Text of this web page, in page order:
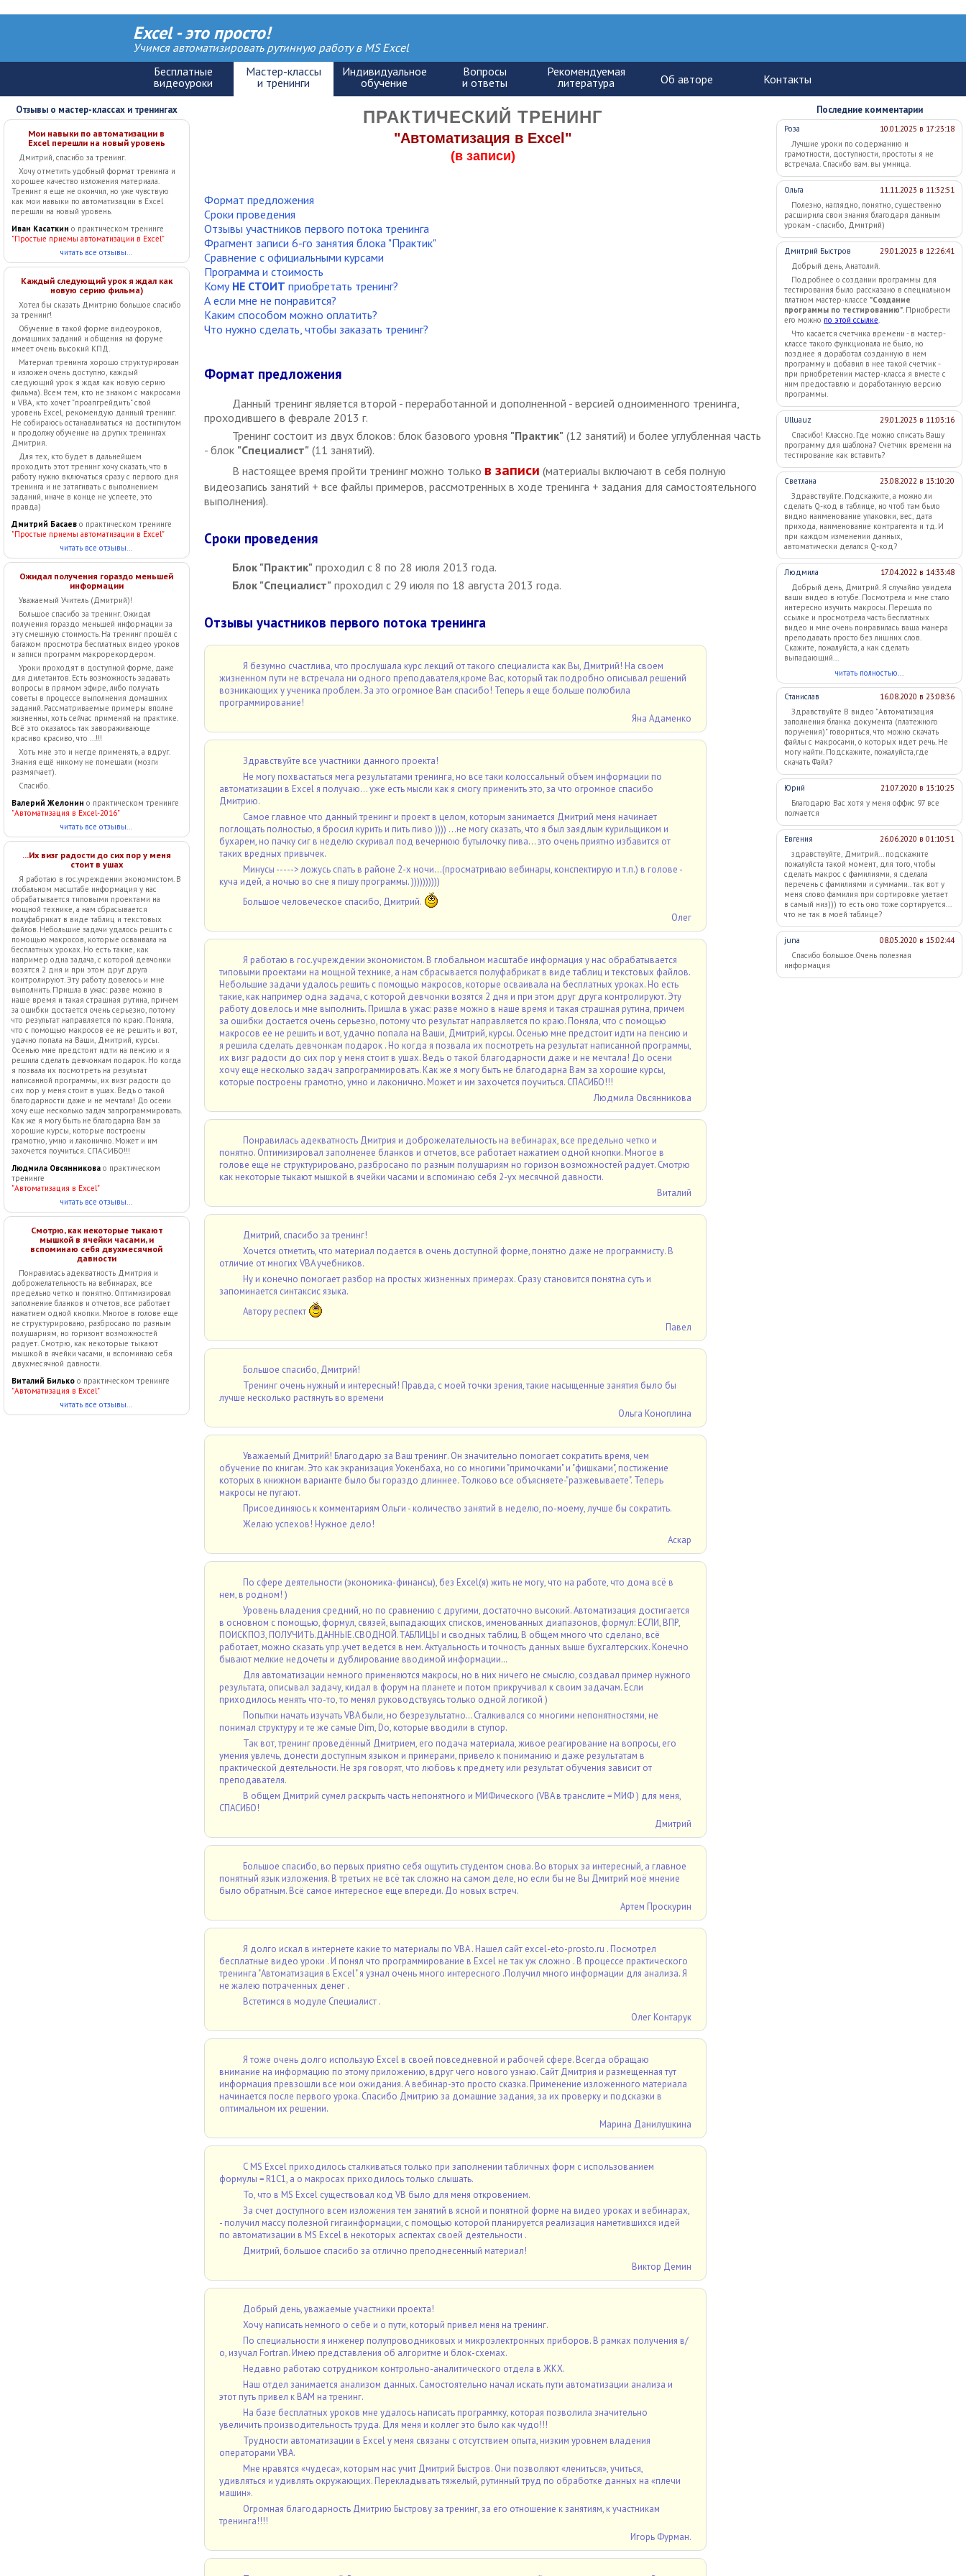
Excel - это просто!
Учимся автоматизировать рутинную работу в MS Excel
Отзывы о мастер-классах и тренингах
Мои навыки по автоматизации в
Excel перешли на новый уровень
Дмитрий, спасибо за тренинг.
Хочу отметить удобный формат тренинга и
хорошее качество изложения материала.
Тренинг я еще не окончил, но уже чувствую
как мои навыки по автоматизации в Excel
перешли на новый уровень.
Иван Касаткин о практическом тренинге
"Простые приемы автоматизации в Excel"
читать все отзывы...
Каждый следующий урок я ждал как
новую серию фильма)
Хотел бы сказать Дмитрию большое спасибо
за тренинг!
Обучение в такой форме видеоуроков,
домашних заданий и общения на форуме
имеет очень высокий КПД.
Материал тренинга хорошо структурирован
и изложен очень доступно, каждый
следующий урок я ждал как новую серию
фильма). Всем тем, кто не знаком с макросами
и VBA, кто хочет "проапгрейдить" свой
уровень Excel, рекомендую данный тренинг.
Не собираюсь останавливаться на достигнутом
и продолжу обучение на других тренингах
Дмитрия.
Для тех, кто будет в дальнейшем
проходить этот тренинг хочу сказать, что в
работу нужно включаться сразу с первого дня
тренинга и не затягивать с выполнением
заданий, иначе в конце не успеете, это
правда)
Дмитрий Басаев о практическом тренинге
"Простые приемы автоматизации в Excel"
читать все отзывы...
Ожидал получения гораздо меньшей
информации
Уважаемый Учитель (Дмитрий)!
Большое спасибо за тренинг. Ожидал
получения гораздо меньшей информации за
эту смешную стоимость. На тренинг прошёл с
багажом просмотра бесплатных видео уроков
и записи программ макрорекордером.
Уроки проходят в доступной форме, даже
для дилетантов. Есть возможность задавать
вопросы в прямом эфире, либо получать
советы в процессе выполнения домашних
заданий. Рассматриваемые примеры вполне
жизненны, хоть сейчас применяй на практике.
Всё это оказалось так завораживающе
красиво красиво, что ...!!!
Хоть мне это и негде применять, а вдруг.
Знания ещё никому не помешали (мозги
размягчает).
Спасибо.
Валерий Желонин о практическом тренинге
"Автоматизация в Excel-2016"
читать все отзывы...
...Их визг радости до сих пор у меня
стоит в ушах
Я работаю в гос.учреждении экономистом. В
глобальном масштабе информация у нас
обрабатывается типовыми проектами на
мощной технике, а нам сбрасывается
полуфабрикат в виде таблиц и текстовых
файлов. Небольшие задачи удалось решить с
помощью макросов, которые осваивала на
бесплатных уроках. Но есть такие, как
например одна задача, с которой девчонки
возятся 2 дня и при этом друг друга
контролируют. Эту работу довелось и мне
выполнить. Пришла в ужас: разве можно в
наше время и такая страшная рутина, причем
за ошибки достается очень серьезно, потому
что результат направляется по краю. Поняла,
что с помощью макросов ее не решить и вот,
удачно попала на Ваши, Дмитрий, курсы.
Осенью мне предстоит идти на пенсию и я
решила сделать девчонкам подарок. Но когда
я позвала их посмотреть на результат
написанной программы, их визг радости до
сих пор у меня стоит в ушах. Ведь о такой
благодарности даже и не мечтала! До осени
хочу еще несколько задач запрограммировать.
Как же я могу быть не благодарна Вам за
хорошие курсы, которые построены
грамотно, умно и лаконично. Может и им
захочется поучиться. СПАСИБО!!!
Людмила Овсянникова о практическом
тренинге
"Автоматизация в Excel"
читать все отзывы...
Смотрю, как некоторые тыкают
мышкой в ячейки часами, и
вспоминаю себя двухмесячной
давности
Понравилась адекватность Дмитрия и
доброжелательность на вебинарах, все
предельно четко и понятно. Оптимизировал
заполнение бланков и отчетов, все работает
нажатием одной кнопки. Многое в голове еще
не структурировано, разбросано по разным
полушариям, но горизонт возможностей
радует. Смотрю, как некоторые тыкают
мышкой в ячейки часами, и вспоминаю себя
двухмесячной давности.
Виталий Билько о практическом тренинге
"Автоматизация в Excel"
читать все отзывы...
ПРАКТИЧЕСКИЙ ТРЕНИНГ
"Автоматизация в Excel"
(в записи)
Формат предложения
Сроки проведения
Отзывы участников первого потока тренинга
Фрагмент записи 6-го занятия блока "Практик"
Сравнение с официальными курсами
Программа и стоимость
Кому НЕ СТОИТ приобретать тренинг?
А если мне не понравится?
Каким способом можно оплатить?
Что нужно сделать, чтобы заказать тренинг?
Формат предложения
Данный тренинг является второй - переработанной и дополненной - версией одноименного тренинга,
проходившего в феврале 2013 г.
Тренинг состоит из двух блоков: блок базового уровня "Практик"(12 занятий) и более углубленная часть
- блок "Специалист"(11 занятий).
В настоящее время пройти тренинг можно только в записи (материалы включают в себя полную
видеозапись занятий + все файлы примеров, рассмотренных в ходе тренинга + задания для самостоятельного
выполнения).
Сроки проведения
Блок "Практик"проходил с 8 по 28 июля 2013 года.
Блок "Специалист"проходил с 29 июля по 18 августа 2013 года.
Отзывы участников первого потока тренинга
Я безумно счастлива, что прослушала курс лекций от такого специалиста как Вы, Дмитрий! На своем
жизненном пути не встречала ни одного преподавателя,кроме Вас, который так подробно описывал решений
возникающих у ученика проблем. За это огромное Вам спасибо! Теперь я еще больше полюбила
программирование!
Яна Адаменко
Здравствуйте все участники данного проекта!
Не могу похвастаться мега результатами тренинга, но все таки колоссальный объем информации по
автоматизации в Excel я получаю... уже есть мысли как я смогу применить это, за что огромное спасибо
Дмитрию.
Самое главное что данный тренинг и проект в целом, которым занимается Дмитрий меня начинает
поглощать полностью, я бросил курить и пить пиво )))) ...не могу сказать, что я был заядлым курильщиком и
бухарем, но пачку сиг в неделю скуривал под вечернюю бутылочку пива... это очень приятно избавится от
таких вредных привычек.
Минусы -----> ложусь спать в районе 2-х ночи...(просматриваю вебинары, конспектирую и т.п.) в голове -
куча идей, а ночью во сне я пишу программы. ))))))))))
Большое человеческое спасибо, Дмитрий.
Олег
Я работаю в гос.учреждении экономистом. В глобальном масштабе информация у нас обрабатывается
типовыми проектами на мощной технике, а нам сбрасывается полуфабрикат в виде таблиц и текстовых файлов.
Небольшие задачи удалось решить с помощью макросов, которые осваивала на бесплатных уроках. Но есть
такие, как например одна задача, с которой девчонки возятся 2 дня и при этом друг друга контролируют. Эту
работу довелось и мне выполнить. Пришла в ужас: разве можно в наше время и такая страшная рутина, причем
за ошибки достается очень серьезно, потому что результат направляется по краю. Поняла, что с помощью
макросов ее не решить и вот, удачно попала на Ваши, Дмитрий, курсы. Осенью мне предстоит идти на пенсию и
я решила сделать девчонкам подарок . Но когда я позвала их посмотреть на результат написанной программы,
их визг радости до сих пор у меня стоит в ушах. Ведь о такой благодарности даже и не мечтала! До осени
хочу еще несколько задач запрограммировать. Как же я могу быть не благодарна Вам за хорошие курсы,
которые построены грамотно, умно и лаконично. Может и им захочется поучиться. СПАСИБО!!!
Людмила Овсянникова
Понравилась адекватность Дмитрия и доброжелательность на вебинарах, все предельно четко и
понятно. Оптимизировал заполненее бланков и отчетов, все работает нажатием одной кнопки. Многое в
голове еще не структурировано, разбросано по разным полушариям но горизон возможностей радует. Смотрю
как некоторые тыкают мышкой в ячейки часами и вспоминаю себя 2-ух месячной давности.
Виталий
Дмитрий, спасибо за тренинг!
Хочется отметить, что материал подается в очень доступной форме, понятно даже не программисту. В
отличие от многих VBA учебников.
Ну и конечно помогает разбор на простых жизненных примерах. Сразу становится понятна суть и
запоминается синтаксис языка.
Автору респект
Павел
Большое спасибо, Дмитрий!
Тренинг очень нужный и интересный! Правда, с моей точки зрения, такие насыщенные занятия было бы
лучше несколько растянуть во времени
Ольга Коноплина
Уважаемый Дмитрий! Благодарю за Ваш тренинг. Он значительно помогает сократить время, чем
обучение по книгам. Это как экранизация Уокенбаха, но со многими "примочками" и "фишками", постижение
которых в книжном варианте было бы гораздо длиннее. Толково все объясняете-"разжевываете". Теперь
макросы не пугают.
Присоединяюсь к комментариям Ольги - количество занятий в неделю, по-моему, лучше бы сократить.
Желаю успехов! Нужное дело!
Аскар
По сфере деятельности (экономика-финансы), без Excel(я) жить не могу, что на работе, что дома всё в
нем, в родном! )
Уровень владения средний, но по сравнению с другими, достаточно высокий. Автоматизация достигается
в основном с помощью, формул, связей, выпадающих списков, именованных диапазонов, формул: ЕСЛИ, ВПР,
ПОИСКПОЗ, ПОЛУЧИТЬ.ДАННЫЕ.СВОДНОЙ.ТАБЛИЦЫ и сводных таблиц. В общем много что сделано, всё
работает, можно сказать упр.учет ведется в нем. Актуальность и точность данных выше бухгалтерских. Конечно
бывают мелкие недочеты и дублирование вводимой информации…
Для автоматизации немного применяются макросы, но в них ничего не смыслю, создавал пример нужного
результата, описывал задачу, кидал в форум на планете и потом прикручивал к своим задачам. Если
приходилось менять что-то, то менял руководствуясь только одной логикой )
Попытки начать изучать VBA были, но безрезультатно… Сталкивался со многими непонятностями, не
понимал структуру и те же самые Dim, Do, которые вводили в ступор.
Так вот, тренинг проведённый Дмитрием, его подача материала, живое реагирование на вопросы, его
умения увлечь, донести доступным языком и примерами, привело к пониманию и даже результатам в
практической деятельности. Не зря говорят, что любовь к предмету или результат обучения зависит от
преподавателя.
В общем Дмитрий сумел раскрыть часть непонятного и МИФического (VBA в транслите = МИФ ) для меня,
СПАСИБО!
Дмитрий
Большое спасибо, во первых приятно себя ощутить студентом снова. Во вторых за интересный, а главное
понятный язык изложения. В третьих не всё так сложно на самом деле, но если бы не Вы Дмитрий моё мнение
было обратным. Всё самое интересное еще впереди. До новых встреч.
Артем Проскурин
Я долго искал в интернете какие то материалы по VBA . Нашел сайт excel-eto-prosto.ru . Посмотрел
бесплатные видео уроки . И понял что программирование в Exсеl не так уж сложно . В процессе практического
тренинга "Автоматизация в Excel" я узнал очень много интересного .Получил много информации для анализа. Я
не жалею потраченных денег .
Встетимся в модуле Специалист .
Олег Контарук
Я тоже очень долго использую Excel в своей повседневной и рабочей сфере. Всегда обращаю
внимание на информацию по этому приложению, вдруг чего нового узнаю. Сайт Дмитрия и размещенная тут
информация превзошли все мои ожидания. А вебинар-это просто сказка. Применение изложенного материала
начинается после первого урока. Спасибо Дмитрию за домашние задания, за их проверку и подсказки в
оптимальном их решении.
Марина Данилушкина
С MS Excel приходилось сталкиваться только при заполнении табличных форм с использованием
формулы = R1C1, а о макросах приходилось только слышать.
То, что в MS Excel существовал код VB было для меня откровением.
За счет доступного всем изложения тем занятий в ясной и понятной форме на видео уроках и вебинарах,
- получил массу полезной гигаинформации, с помощью которой планируется реализация наметившихся идей
по автоматизации в MS Excel в некоторых аспектах своей деятельности .
Дмитрий, большое спасибо за отлично преподнесенный материал!
Виктор Демин
Добрый день, уважаемые участники проекта!
Хочу написать немного о себе и о пути, который привел меня на тренинг.
По специальности я инженер полупроводниковых и микроэлектронных приборов. В рамках получения в/
о, изучал Fortran. Имею представления об алгоритме и блок-схемах.
Недавно работаю сотрудником контрольно-аналитического отдела в ЖКХ.
Наш отдел занимается анализом данных. Самостоятельно начал искать пути автоматизации анализа и
этот путь привел к ВАМ на тренинг.
На базе бесплатных уроков мне удалось написать программку, которая позволила значительно
увеличить производительность труда. Для меня и коллег это было как чудо!!!
Трудности автоматизации в Excel у меня связаны с отсутствием опыта, низким уровнем владения
операторами VBA.
Мне нравятся «чудеса», которым нас учит Дмитрий Быстров. Они позволяют «лениться», учиться,
удивляться и удивлять окружающих. Перекладывать тяжелый, рутинный труд по обработке данных на «плечи
машин».
Огромная благодарность Дмитрию Быстрову за тренинг, за его отношение к занятиям, к участникам
тренинга!!!!
Игорь Фурман.
Последние комментарии
Роза
10.01.2025 в 17:23:18
Лучшие уроки по содержанию и
грамотности, доступности, простоты я не
встречала. Спасибо вам. вы умница.
Ольга
11.11.2023 в 11:32:51
Полезно, наглядно, понятно, существенно
расширила свои знания благодаря данным
урокам - спасибо, Дмитрий)
Дмитрий Быстров
29.01.2023 в 12:26:41
Добрый день, Анатолий.
Подробнее о создании программы для
тестирования было рассказано в специальном
платном мастер-классе "Создание
программы по тестированию". Приобрести
его можно по этой ссылке.
Что касается счетчика времени - в мастер-
классе такого функционала не было, но
позднее я доработал созданную в нем
программу и добавил в нее такой счетчик -
при приобретении мастер-класса я вместе с
ним предоставлю и доработанную версию
программы.
Ulluauz
29.01.2023 в 11:03:16
Спасибо! Классно. Где можно списать Вашу
программу для шаблона? Счетчик времени на
тестирование как вставить?
Светлана
23.08.2022 в 13:10:20
Здравствуйте. Подскажите, а можно ли
сделать Q-код в таблице, но чтоб там было
видно наименование упаковки, вес, дата
прихода, наименование контрагента и тд. И
при каждом изменении данных,
автоматически делался Q-код?
Людмила
17.04.2022 в 14:33:48
Добрый день, Дмитрий. Я случайно увидела
ваши видео в ютубе. Посмотрела и мне стало
интересно изучить макросы. Перешла по
ссылке и просмотрела часть бесплатных
видео и мне очень понравилась ваша манера
преподавать просто без лишних слов.
Скажите, пожалуйста, а как сделать
выпадающий...
читать полностью...
Станислав
16.08.2020 в 23:08:36
Здравствуйте В видео "Автоматизация
заполнения бланка документа (платежного
поручения)" говориться, что можно скачать
файлы с макросами, о которых идет речь. Не
могу найти. Подскажите, пожалуйста,где
скачать Файл?
Юрий
21.07.2020 в 13:10:25
Благодарю Вас хотя у меня оффис 97 все
полчается
Евгения
26.06.2020 в 01:10:51
здравствуйте, Дмитрий... подскажите
пожалуйста такой момент, для того, чтобы
сделать макрос с фамилиями, я сделала
перечень с фамилиями и суммами.. так вот у
меня слово фамилия при сортировке улетает
в самый низ))) то есть оно тоже сортируется...
что не так в моей таблице?
juna
08.05.2020 в 15:02:44
Спасибо большое.Очень полезная
информация